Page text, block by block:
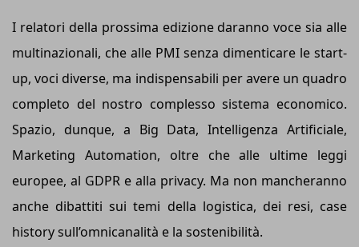
I relatori della prossima edizione daranno voce sia alle
multinazionali, che alle PMI senza dimenticare le start-
up, voci diverse, ma indispensabili per avere un quadro
completo del nostro complesso sistema economico.
Spazio, dunque, a Big Data, Intelligenza Artificiale,
Marketing Automation, oltre che alle ultime leggi
europee, al GDPR e alla privacy. Ma non mancheranno
anche dibattiti sui temi della logistica, dei resi, case
history sull’omnicanalità e la sostenibilità.